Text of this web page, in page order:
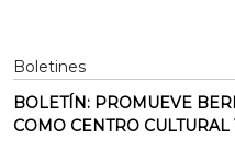
Boletines
BOLETÍN: PROMUEVE
COMO CENTRO